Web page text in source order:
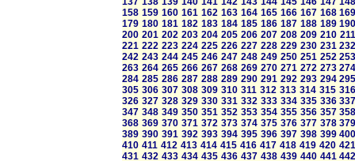
158 159 160 161 162 163 164 165 166 167 168
179 180 181 182 183 184 185 186 187 188 189
200 201 202 203 204 205 206 207 208 209 210 211
221 222 223 224 225 226 227 228 229 230 231
242 243 244 245 246 247 248 249 250 251 252
263 264 265 266 267 268 269 270 271 272 273
284 285 286 287 288 289 290 291 292 293 294
305 306 307 308 309 310 311 312 313 314 315 316
326 327 328 329 330 331 332 333 334 335 336
347 348 349 350 351 352 353 354 355 356 357
368 369 370 371 372 373 374 375 376 377 378
389 390 391 392 393 394 395 396 397 398 399
410 411 412 413 414 415 416 417 418 419 420 421
431 432 433 434 435 436 437 438 439 440 441